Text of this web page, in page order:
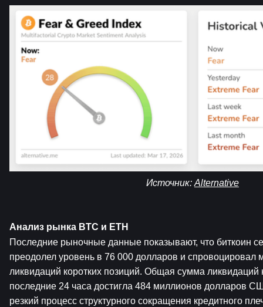
Источник: Alternative
Анализ рынка BTC и ETH
Последние рыночные данные показывают, что биткоин
преодолел уровень в 76 000 долларов и спровоцировал
ликвидаций коротких позиций. Общая сумма ликвидаций
последние 24 часа достигла 484 миллионов долларов
резкий процесс структурного сокращения кредитного